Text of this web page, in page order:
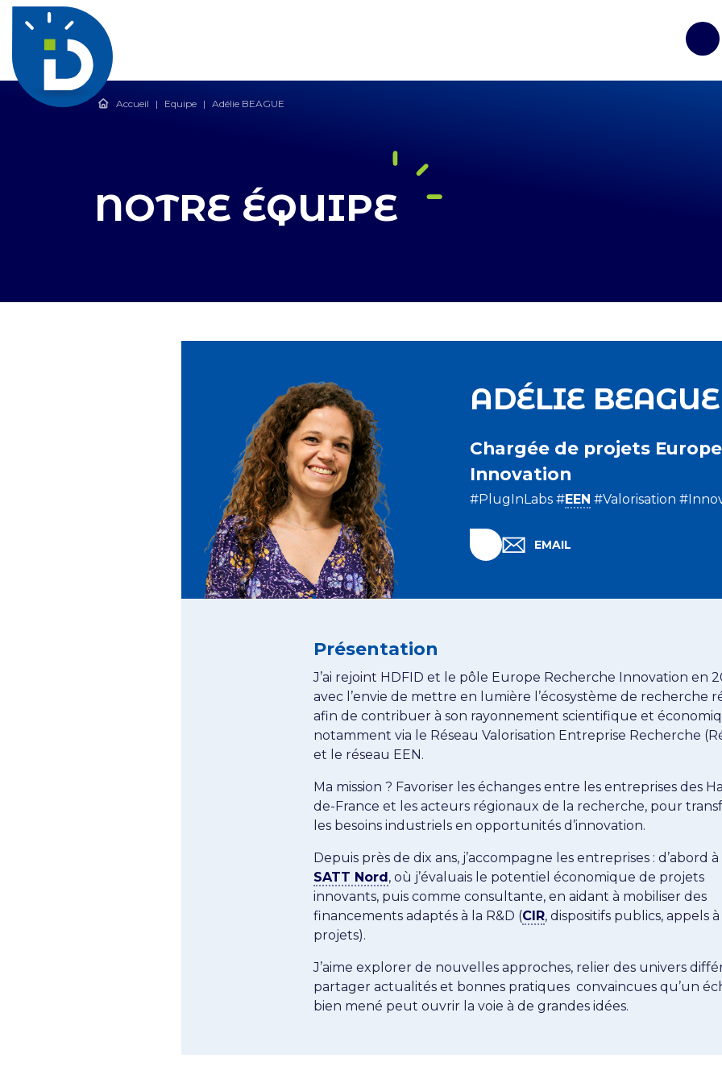
Accueil | Equipe | Adélie BEAGUE
NOTRE ÉQUIPE
ADÉLIE BEAGUE
Chargée de projets
Innovation
#PlugInLabs #EEN #Valorisation
Linkedin Adélie BEAGUE
EMAIL ADÉLIE BEAGUE
EMAIL
Présentation
J’ai rejoint HDFID et le pôle Europe Recherche Innovation en
avec l’envie de mettre en lumière l’écosystème de recherche
afin de contribuer à son rayonnement scientifique et
notamment via le Réseau Valorisation Entreprise Recherche
et le réseau EEN.
Ma mission ? Favoriser les échanges entre les entreprises des
de-France et les acteurs régionaux de la recherche, pour
les besoins industriels en opportunités d’innovation.
Depuis près de dix ans, j’accompagne les entreprises : d’abord à
SATT Nord, où j’évaluais le potentiel économique de projets
innovants, puis comme consultante, en aidant à mobiliser des
financements adaptés à la R&D (CIR, dispositifs publics, appels à
projets).
J’aime explorer de nouvelles approches, relier des univers
partager actualités et bonnes pratiques convaincues qu’un
bien mené peut ouvrir la voie à de grandes idées.